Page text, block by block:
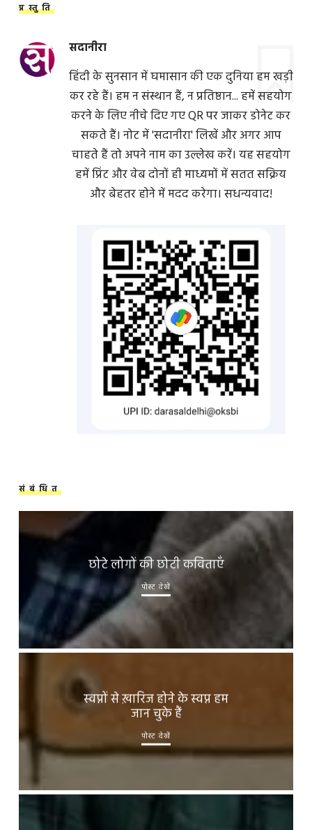
प्रस्तुति
सदानीरा
हिंदी के सुनसान में घमासान की एक दुनिया हम खड़ी
कर रहे हैं। हम न संस्थान हैं, न प्रतिष्ठान... हमें सहयोग
करने के लिए नीचे दिए गए QR पर जाकर डोनेट कर
सकते हैं। नोट में 'सदानीरा' लिखें और अगर आप
चाहते हैं तो अपने नाम का उल्लेख करें। यह सहयोग
हमें प्रिंट और वेब दोनों ही माध्यमों में सतत सक्रिय
और बेहतर होने में मदद करेगा। सधन्यवाद!
संबंधित
छोटे लोगों की छोटी कविताएँ
पोस्ट देखें
स्वप्नों से ख़ारिज होने के स्वप्न हम
जान चुके हैं
पोस्ट देखें